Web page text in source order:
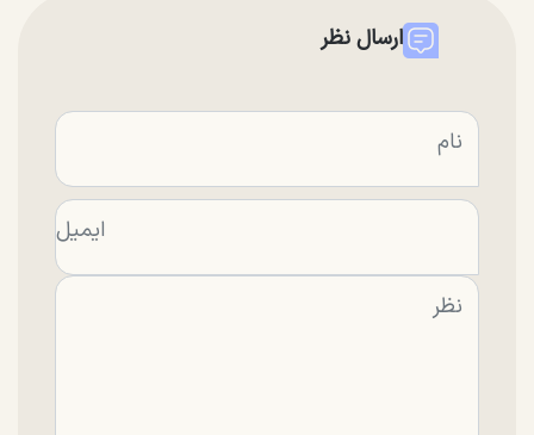
ارسال نظر